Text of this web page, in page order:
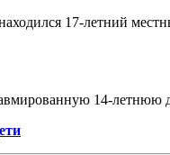
17-летний
14-летнюю